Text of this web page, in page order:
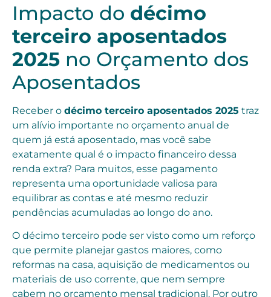
Impacto do décimo
terceiro aposentados
2025 no Orçamento dos
Aposentados
Receber o décimo terceiro aposentados 2025 traz
um alívio importante no orçamento anual de
quem já está aposentado, mas você sabe
exatamente qual é o impacto financeiro dessa
renda extra? Para muitos, esse pagamento
representa uma oportunidade valiosa para
equilibrar as contas e até mesmo reduzir
pendências acumuladas ao longo do ano.
O décimo terceiro pode ser visto como um reforço
que permite planejar gastos maiores, como
reformas na casa, aquisição de medicamentos ou
materiais de uso corrente, que nem sempre
cabem no orçamento mensal tradicional. Por outro